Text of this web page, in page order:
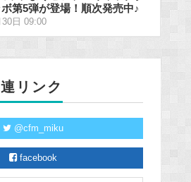
第5弾が登場！順次発売中♪
日 09:00
リンク
@cfm_miku
facebook